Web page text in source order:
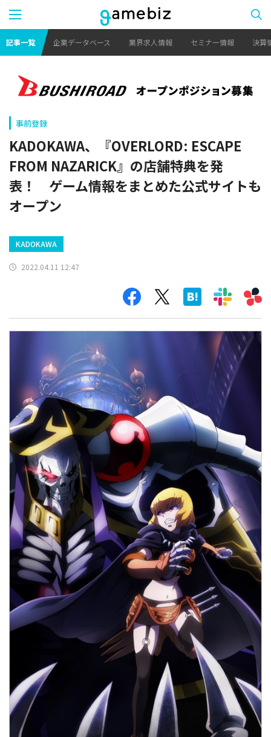
記事一覧 企業データベース 業界求人情報 セミナー情報 決算
事前登録
KADOKAWA、『OVERLORD: ESCAPE
FROM NAZARICK』の店舗特典を発
表！ ゲーム情報をまとめた公式サイトも
オープン
KADOKAWA
2022.04.11 12:47